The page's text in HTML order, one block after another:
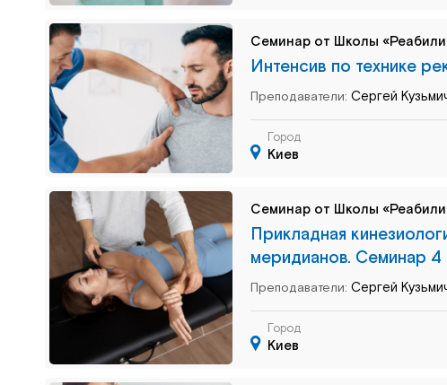
Семинар от Школы
Интенсив по технике
Преподаватели: Сергей
Город
Киев
Семинар от Школы
Прикладная
меридианов. Семинар 4
Преподаватели: Сергей
Город
Киев